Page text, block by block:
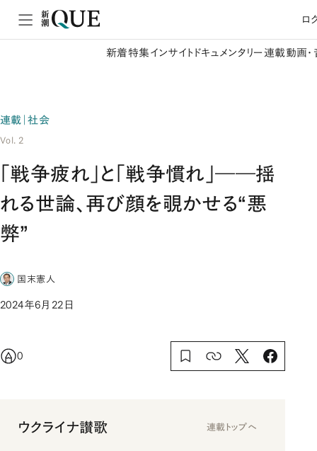
ロ
新着特集 インサイト ドキュメンタリー 連載動画
連載｜社会
Vol. 2
「戦争疲れ」と「戦争慣れ」――揺
れる世論、再び顔を覗かせる“悪
弊”
国末憲人
2024年6月22日
0
ウクライナ讃歌 連載トップへ